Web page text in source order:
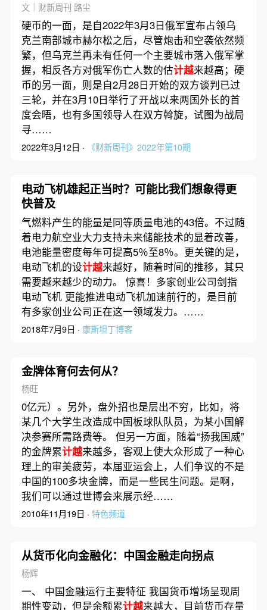
文｜财新周刊 路尘
硬币的一面，是自2022年3月3日俄军宣布占领乌
克兰南部城市赫尔松之后，尽管炮击和空袭依然频
繁，但乌克兰再未有任何一个主要城市落入俄军掌
握，相反各方对俄军伤亡人数的估计越来越高；硬
币的另一面，则是自2月28日开始的双方谈判已过
三轮，并在3月10日举行了开战以来两国外长的首
度会晤，也有多国领导人在双方斡旋，试图为战局
寻……
2022年3月12日 · 《财新周刊》2022年第10期
电动飞机雄起正当时？可能比我们想象得更
快普及
气燃料产生的能量是同等质量电池的43倍。不过随
着电力航空业大力支持未来储能技术的显着改善，
电池能量密度每年可提高5％至8％。更关键的是，
电动飞机的设计越来越好，随着时间的推移，其只
需要越来越少的动力。 惊喜！多家创业公司剑指
电动飞机 更能推进电动飞机加速前行的，是目前
有多家创业公司正在这一领域发力。……
2018年7月9日 · 康斯坦丁博客
金牌体育何去何从？
杨旺
0亿元）。另外，盘外招也是层出不穷，比如，将
某几个大学生改造成中国板球队队员，为某小国解
决参赛所需路费等。 但另一方面，随着“扬我国威”
的金牌累计越来越多，客观上使大众形成了一种心
理上的审美疲劳，本届亚运会上，人们争议的不是
中国的100多块金牌，而是一些民生问题。是啊，
我们可以通过世博会来展示经……
2010年11月19日 · 特色频道
从货币化向金融化：中国金融走向拐点
杨辉
一、 中国金融运行主要特征 我国货币增场呈现周
期性变动，但是余额累计越来越大，目前货币存量